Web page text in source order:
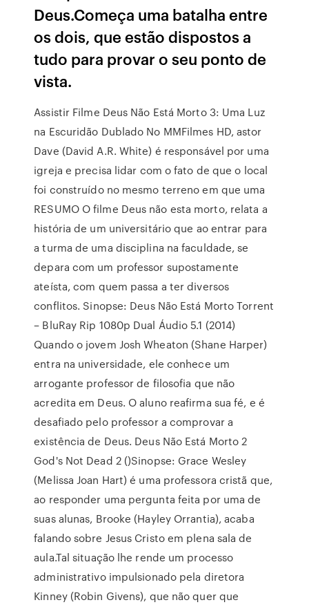
Deus.Começa uma batalha entre
os dois, que estão dispostos a
tudo para provar o seu ponto de
vista.
Assistir Filme Deus Não Está Morto 3: Uma Luz
na Escuridão Dublado No MMFilmes HD, astor
Dave (David A.R. White) é responsável por uma
igreja e precisa lidar com o fato de que o local
foi construído no mesmo terreno em que uma
RESUMO O filme Deus não esta morto, relata a
história de um universitário que ao entrar para
a turma de uma disciplina na faculdade, se
depara com um professor supostamente
ateísta, com quem passa a ter diversos
conflitos. Sinopse: Deus Não Está Morto Torrent
– BluRay Rip 1080p Dual Áudio 5.1 (2014)
Quando o jovem Josh Wheaton (Shane Harper)
entra na universidade, ele conhece um
arrogante professor de filosofia que não
acredita em Deus. O aluno reafirma sua fé, e é
desafiado pelo professor a comprovar a
existência de Deus. Deus Não Está Morto 2
God's Not Dead 2 ()Sinopse: Grace Wesley
(Melissa Joan Hart) é uma professora cristã que,
ao responder uma pergunta feita por uma de
suas alunas, Brooke (Hayley Orrantia), acaba
falando sobre Jesus Cristo em plena sala de
aula.Tal situação lhe rende um processo
administrativo impulsionado pela diretora
Kinney (Robin Givens), que não quer que